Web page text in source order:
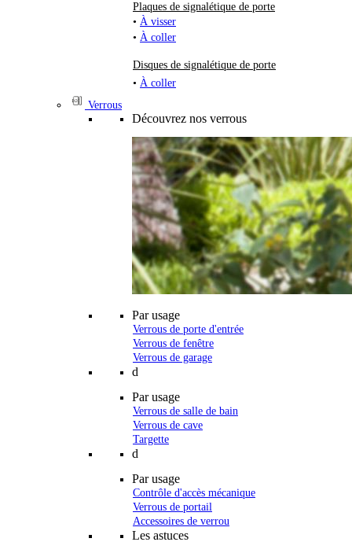
Plaques de signalétique de porte
• À visser
• À coller
Disques de signalétique de porte
• À coller
Verrous
Découvrez nos verrous
Par usage
Verrous de porte d'entrée
Verrous de fenêtre
Verrous de garage
d
Par usage
Verrous de salle de bain
Verrous de cave
Targette
d
Par usage
Contrôle d'accès mécanique
Verrous de portail
Accessoires de verrou
Les astuces